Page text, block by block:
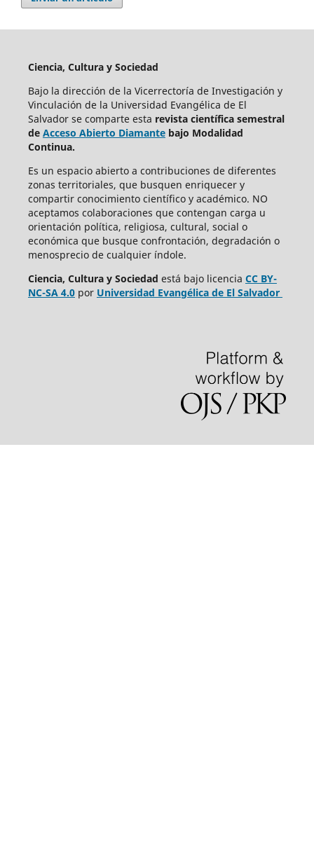
Ciencia, Cultura y Sociedad
Bajo la dirección de la Vicerrectoría de Investigación y
Vinculación de la Universidad Evangélica de El
Salvador se comparte esta revista científica semestral
de Acceso Abierto Diamantebajo Modalidad
Continua.
Es un espacio abierto a contribuciones de diferentes
zonas territoriales, que busquen enriquecer y
compartir conocimiento científico y académico. NO
aceptamos colaboraciones que contengan carga u
orientación política, religiosa, cultural, social o
económica que busque confrontación, degradación o
menosprecio de cualquier índole.
Ciencia, Cultura y Sociedad está bajo licencia CC BY-
NC-SA 4.0por Universidad Evangélica de El Salvador